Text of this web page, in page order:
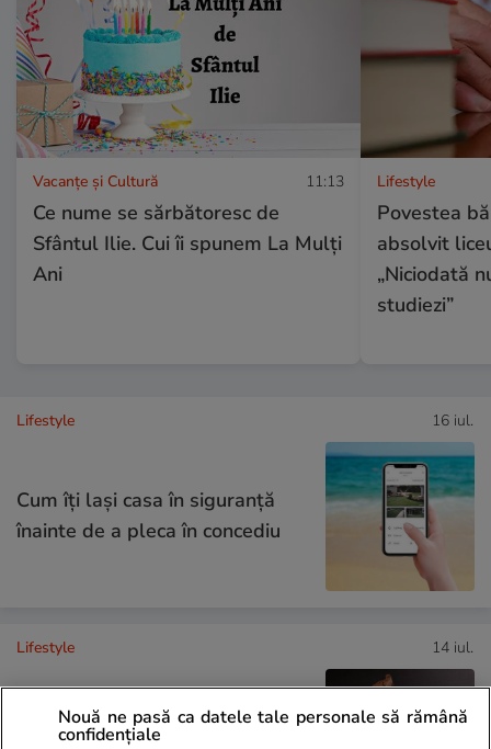
Vacanțe și Cultură 11:13
Ce nume se sărbătoresc de
Sfântul Ilie. Cui îi spunem La Mulți
Ani
Lifestyle
Povestea
absolvit
„Niciodată
studiezi”
Lifestyle 16 iul.
Cum îţi laşi casa în siguranţă
înainte de a pleca în concediu
Lifestyle 14 iul.
Ce este făina de tapioca și în ce
Nouă ne pasă ca datele tale personale să rămână
confidențiale